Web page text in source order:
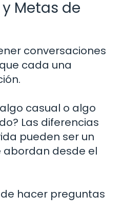
Metas de
conversaciones
cada una
casual o algo
Las diferencias
pueden ser un
abordan desde el
hacer preguntas